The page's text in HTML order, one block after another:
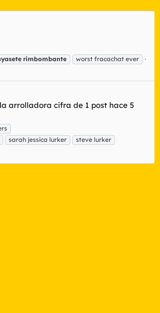
rimbombante worst fracachat ever
arrolladora cifra de 1 post hace 5
sarah jessica lurker
steve lurker